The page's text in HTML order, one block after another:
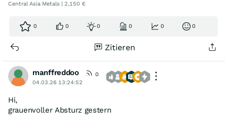
Central Asia Metals | 2,150 €
0 0 0 0 0 0
Zitieren
manffreddoo
0
04.03.26 13:24:52
Hi,
grauenvoller Absturz gestern